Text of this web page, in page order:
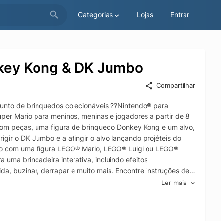
Categorias Lojas Entrar
Kong & DK Jumbo
Compartilhar
de brinquedos colecionáveis ??Nintendo® para
Mario para meninos, meninas e jogadores a partir de 8
peças, uma figura de brinquedo Donkey Kong e um alvo,
o DK Jumbo e a atingir o alvo lançando projéteis do
uma figura LEGO® Mario, LEGO® Luigi ou LEGO®
uma brincadeira interativa, incluindo efeitos
buzinar, derrapar e muito mais. Encontre instruções de
Mario. Expanda a diversão com outros veículos legais e
colecionável Nintendo® Corra e mire no alvo com
Kart Uma figura de brinquedo Donkey Kong para diversão
Kong, além de um elemento Banana com decoração
Ler mais